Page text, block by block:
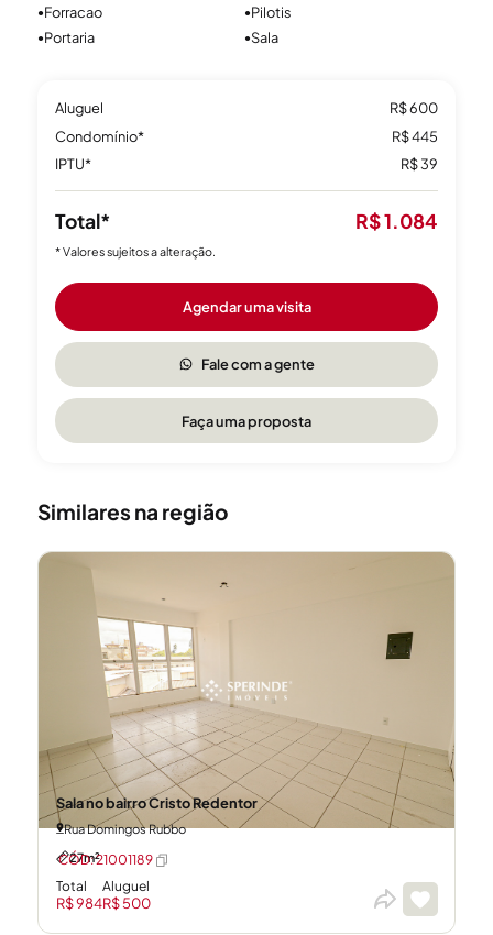
Porto Alegre. Como uma imobiliária em Porto Alegre com mais
de 47 anos de história, temos a estrutura certa para ajudar você
Porque aqui, a gente cuida do seu lugar.
●Forracao ●Pilotis
●Portaria ●Sala
Aluguel
R$ 600
Condomínio*
R$ 445
IPTU*
R$ 39
Total* R$ 1.084
* Valores sujeitos a alteração.
Agendar uma visita
Fale com a gente
Faça uma proposta
Similares na região
Sala no bairro Cristo Redentor
Rua Domingos Rubbo
27m²
Total
R$ 984
Aluguel
R$ 500
CÓD: 21001189